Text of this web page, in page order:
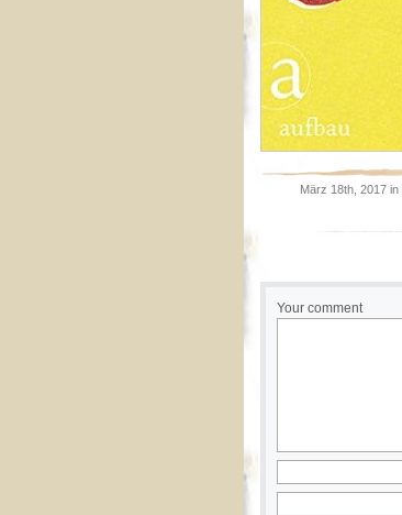
März 18th, 2017 in
Your comment